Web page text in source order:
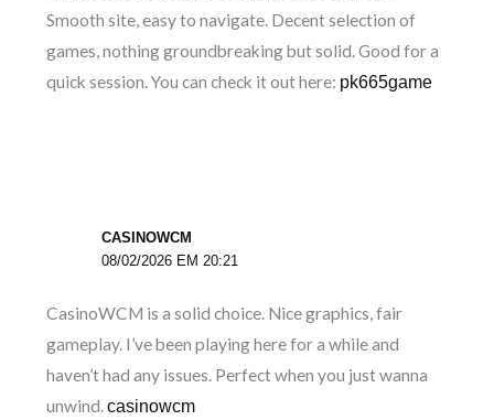
Smooth site, easy to navigate. Decent selection of
games, nothing groundbreaking but solid. Good for a
quick session. You can check it out here: pk665game
CASINOWCM
08/02/2026 EM 20:21
CasinoWCM is a solid choice. Nice graphics, fair
gameplay. I’ve been playing here for a while and
haven’t had any issues. Perfect when you just wanna
unwind.casinowcm